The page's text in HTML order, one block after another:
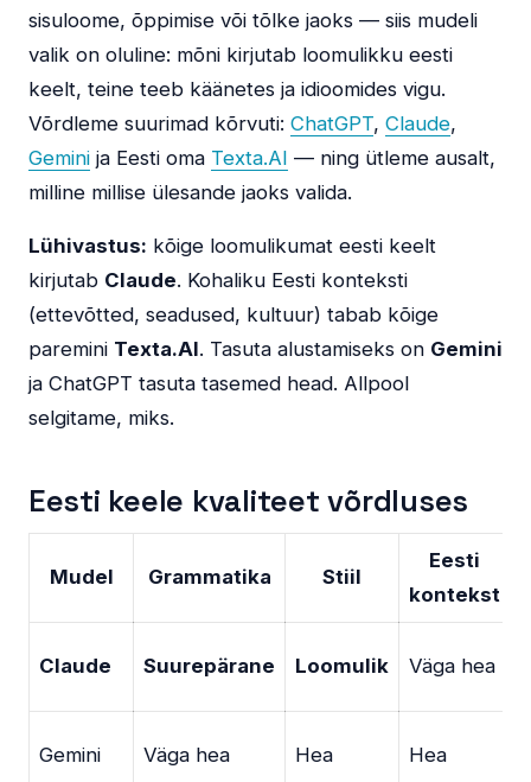
sisuloome, õppimise või tõlke jaoks — siis mudeli
valik on oluline: mõni kirjutab loomulikku eesti
keelt, teine teeb käänetes ja idioomides vigu.
Võrdleme suurimad kõrvuti: ChatGPT, Claude,
Gemini ja Eesti oma Texta.AI — ning ütleme ausalt,
milline millise ülesande jaoks valida.
Lühivastus: kõige loomulikumat eesti keelt
kirjutab Claude. Kohaliku Eesti konteksti
(ettevõtted, seadused, kultuur) tabab kõige
paremini Texta.AI. Tasuta alustamiseks on Gemini
ja ChatGPT tasuta tasemed head. Allpool
selgitame, miks.
Eesti keele kvaliteet võrdluses
Mudel Grammatika Stiil
Eesti
kontekst
Claude Suurepärane Loomulik Väga hea
Gemini Väga hea Hea Hea